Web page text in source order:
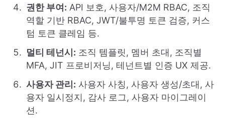
권한 부여: API 보호, 사용자/M2M RBAC, 조직
역할 기반 RBAC, JWT/불투명 토큰 검증, 커스
텀 토큰 클레임 등.
멀티 테넌시: 조직 템플릿, 멤버 초대, 조직별
MFA, JIT 프로비저닝, 테넌트별 인증 UX 제공.
사용자 관리: 사용자 사칭, 사용자 생성/초대, 사
용자 일시정지, 감사 로그, 사용자 마이그레이
션.